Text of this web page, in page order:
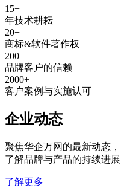
15+
年技术耕耘
20+
商标&软件著作权
200+
品牌客户的信赖
2000+
客户案例与实施认可
企业动态
聚焦华企万网的最新动态 ，
了解品牌与产品的持续进展
了解更多